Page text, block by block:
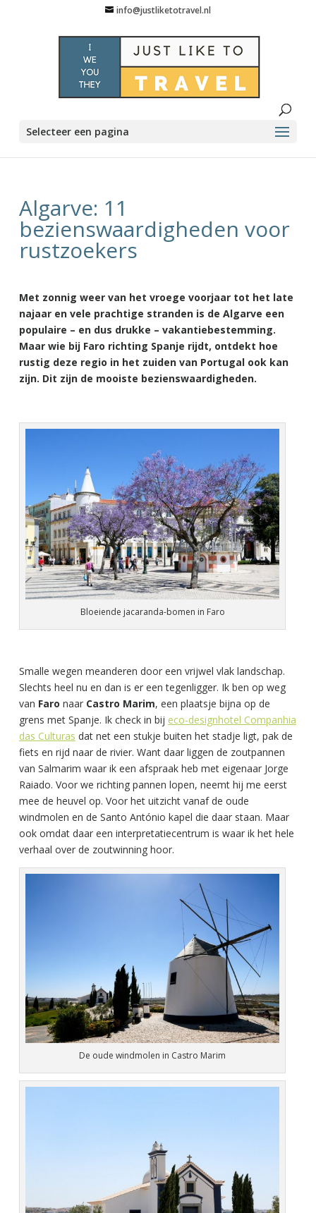
info@justliketotravel.nl
Selecteer een pagina
Algarve: 11
bezienswaardigheden voor
rustzoekers
Met zonnig weer van het vroege voorjaar tot het late
najaar en vele prachtige stranden is de Algarve een
populaire – en dus drukke – vakantiebestemming.
Maar wie bij Faro richting Spanje rijdt, ontdekt hoe
rustig deze regio in het zuiden van Portugal ook kan
zijn. Dit zijn de mooiste bezienswaardigheden.
Bloeiende jacaranda-bomen in Faro
Smalle wegen meanderen door een vrijwel vlak landschap.
Slechts heel nu en dan is er een tegenligger. Ik ben op weg
van Faro naar Castro Marim, een plaatsje bijna op de
grens met Spanje. Ik check in bij eco-designhotel Companhia
das Culturas dat net een stukje buiten het stadje ligt, pak de
fiets en rijd naar de rivier. Want daar liggen de zoutpannen
van Salmarim waar ik een afspraak heb met eigenaar Jorge
Raiado. Voor we richting pannen lopen, neemt hij me eerst
mee de heuvel op. Voor het uitzicht vanaf de oude
windmolen en de Santo António kapel die daar staan. Maar
ook omdat daar een interpretatiecentrum is waar ik het hele
verhaal over de zoutwinning hoor.
De oude windmolen in Castro Marim